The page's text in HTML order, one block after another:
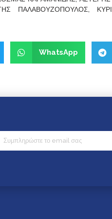
ΠΑΛΑΒΟΥΖΟΠΟΥΛΟΣ,
WhatsApp